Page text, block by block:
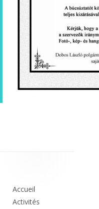
principale
Accueil
Activités